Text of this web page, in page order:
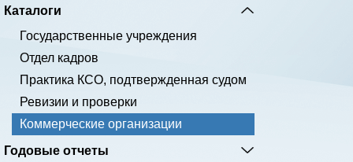
Каталоги
Государственные учреждения
Отдел кадров
Практика КСО, подтвержденная судом
Ревизии и проверки
Коммерческие организации
Годовые отчеты